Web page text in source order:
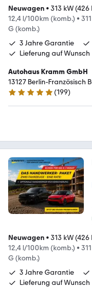
Neuwagen• 313 kW (426
12,4 l/100km (komb.) •
G (komb.)
3 Jahre Garantie
Lieferung auf Wunsch
Autohaus Kramm GmbH
13127 Berlin-Französisch
5 Sterne
(199)
Neuwagen• 313 kW (426
12,4 l/100km (komb.) •
G (komb.)
3 Jahre Garantie
Lieferung auf Wunsch